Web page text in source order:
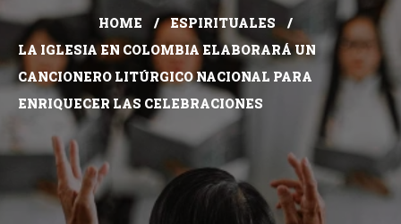
HOME
ESPIRITUALES
LA IGLESIA EN COLOMBIA ELABORARÁ UN
CANCIONERO LITÚRGICO NACIONAL PARA
ENRIQUECER LAS CELEBRACIONES